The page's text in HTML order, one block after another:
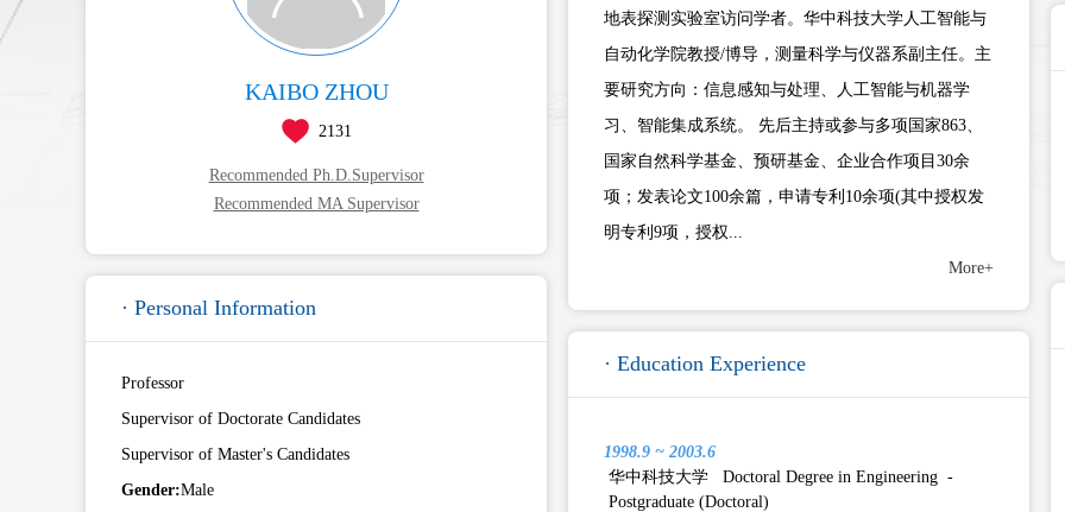
KAIBO ZHOU
2131
Recommended Ph.D.Supervisor
Recommended MA Supervisor
· Personal Information
Professor
Supervisor of Doctorate Candidates
Supervisor of Master's Candidates
Gender:Male
地表探测实验室访问学者。华中科技大学人工智能与
自动化学院教授/博导，测量科学与仪器系副主任。主
要研究方向：信息感知与处理、人工智能与机器学
习、智能集成系统。 先后主持或参与多项国家863、
国家自然科学基金、预研基金、企业合作项目30余
项；发表论文100余篇，申请专利10余项(其中授权发
明专利9项，授权...
More+
· Education Experience
1998.9 ~ 2003.6
华中科技大学 Doctoral Degree in Engineering -
Postgraduate (Doctoral)